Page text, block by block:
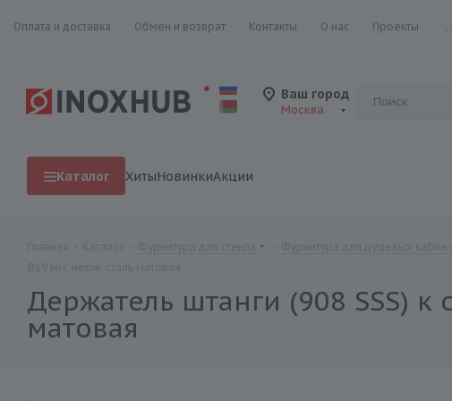
Оплата и доставка Обмен и возврат Контакты О нас Проекты
Ваш город
Москва
Каталог ХитыНовинкиАкции
Держатель штанги (908 SSS)
матовая